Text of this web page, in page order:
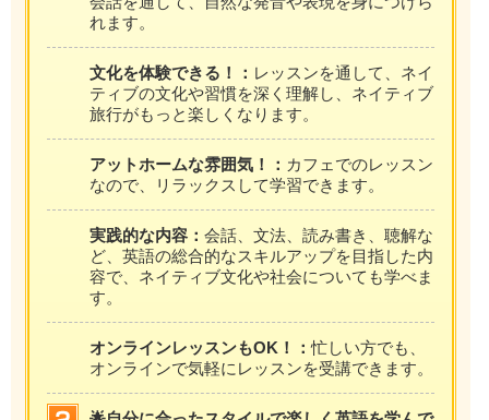
れます。
文化を体験できる！： レッスンを通して、ネイ
ティブの文化や習慣を深く理解し、ネイティブ
旅行がもっと楽しくなります。
アットホームな雰囲気！： カフェでのレッスン
なので、リラックスして学習できます。
実践的な内容： 会話、文法、読み書き、聴解な
ど、英語の総合的なスキルアップを目指した内
容で、ネイティブ文化や社会についても学べま
す。
オンラインレッスンもOK！：忙しい方でも、
オンラインで気軽にレッスンを受講できます。